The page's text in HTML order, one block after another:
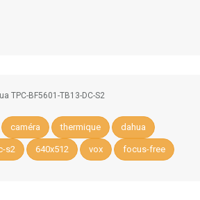
TPC-BF5601-TB13-DC-S2
caméra thermique dahua
s2 640x512 vox focus-free